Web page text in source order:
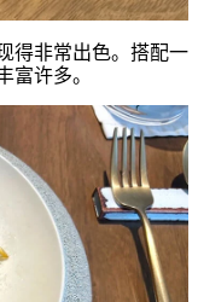
得非常出色。搭配一
许多。